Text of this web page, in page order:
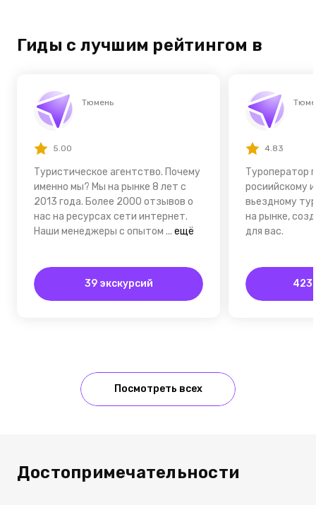
Гиды с лучшим рейтингом в
Тюмень
5.00
Туристическое агентство. Почему
именно мы? Мы на рынке 8 лет с
2013 года. Более 2000 отзывов о
нас на ресурсах сети интернет.
Наши менеджеры с опытом ... ещё
39 экскурсий
4.83
Туроператор
росиийскому
вьездному
на рынке,
для вас.
423
Посмотреть всех
Достопримечательности